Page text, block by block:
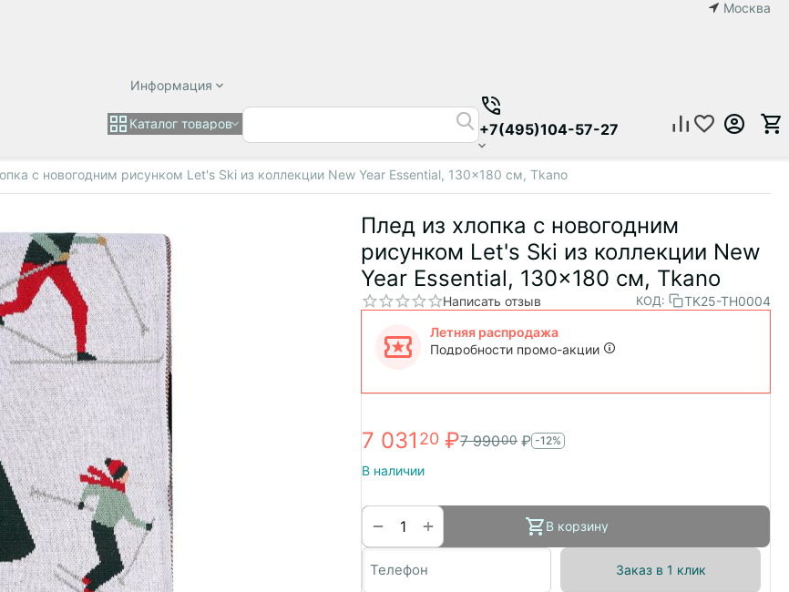
Москва
Информация
Каталог товаров +7(495)104-57-27
с новогодним рисунком Let's Ski из коллекции New Year Essential, 130x180 см, Tkano
Плед из хлопка с новогодним
рисунком Let's Ski из коллекции New
Year Essential, 130x180 см, Tkano
Написать отзыв КОД: TK25-TH0004
Летняя распродажа
Подробности промо-акции
7 031 20 ₽7 99000 ₽ -12%
В наличии
+
− В корзину
Заказ в 1 клик